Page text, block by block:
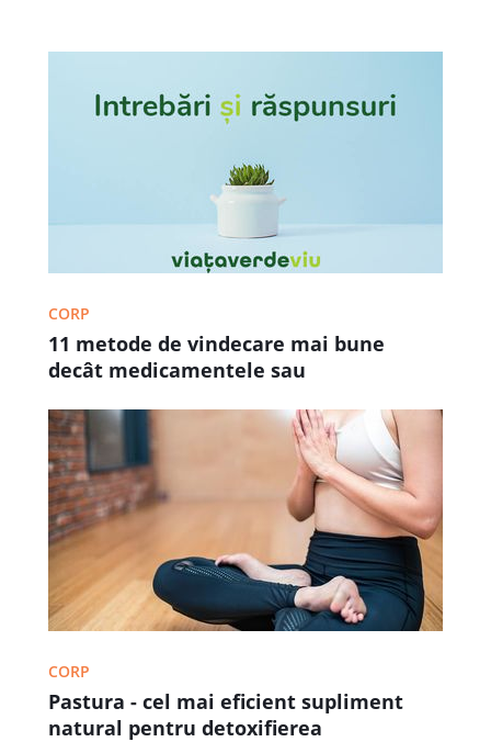
CORP
11 metode de vindecare mai bune
decât medicamentele sau
CORP
Pastura - cel mai eficient supliment
natural pentru detoxifierea